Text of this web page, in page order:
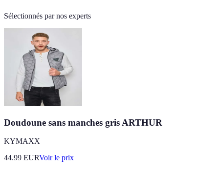
Sélectionnés par nos experts
Doudoune sans manches gris ARTHUR
KYMAXX
44.99 EURVoir le prix